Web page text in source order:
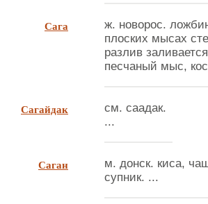
Сага
ж. новорос.
плоских мысах
разлив
песчаный мыс,
Сагайдак
см. саадак.
...
Саган
м. донск. киса,
супник. ...